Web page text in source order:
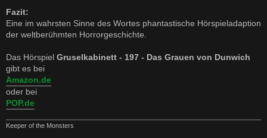
Fazit:
Eine im wahrsten Sinne des Wortes phantastische Hörspieladaption
der weltberühmten Horrorgeschichte.
Das Hörspiel Gruselkabinett - 197 - Das Grauen von Dunwich
gibt es bei
Amazon.de
oder bei
POP.de
Keeper of the Monsters